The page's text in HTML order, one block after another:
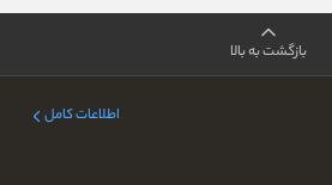
بازگشت به بالا
اطلاعات کامل